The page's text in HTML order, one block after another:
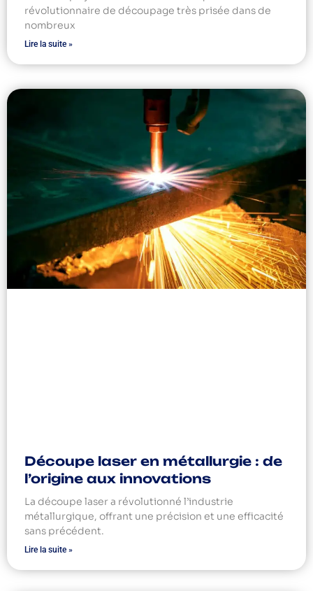
révolutionnaire de découpage très prisée dans de
nombreux
Lire la suite »
Découpe laser en métallurgie : de
l’origine aux innovations
La découpe laser a révolutionné l’industrie
métallurgique, offrant une précision et une efficacité
sans précédent.
Lire la suite »